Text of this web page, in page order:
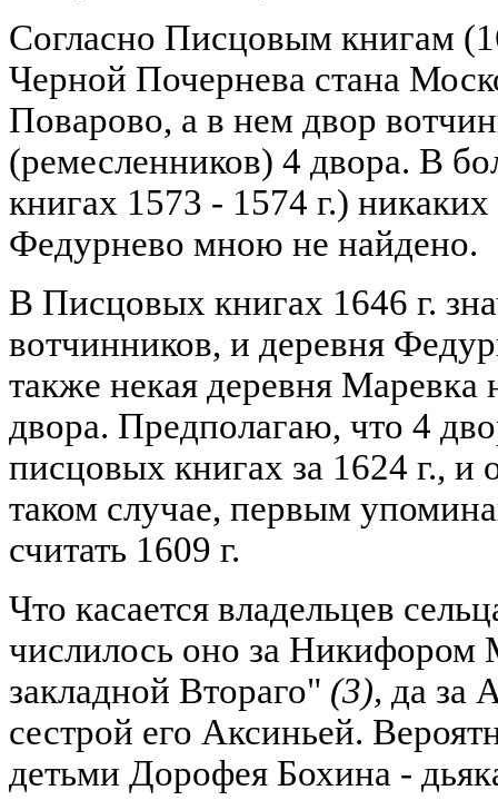
Согласно Писцовым книгам
Черной Почернева стана
Поварово, а в нем двор
(ремесленников) 4 двора. В
книгах 1573 - 1574 г.)
Федурнево мною не найдено.
В Писцовых книгах 1646 г.
вотчинников, и деревня
также некая деревня Маревка
двора. Предполагаю, что 4
писцовых книгах за 1624 г.,
таком случае, первым
считать 1609 г.
Что касается владельцев
числилось оно за
закладной Втораго" (3), да за
сестрой его Аксиньей.
детьми Дорофея Бохина -